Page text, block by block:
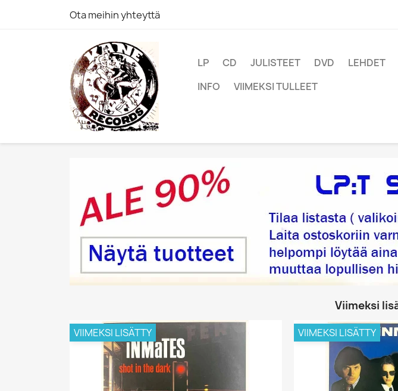
Ota meihin yhteyttä
LP CD JULISTEET DVD LEHDET
INFO
VIIMEKSI TULLEET
Viimeksi
VIIMEKSI LISÄTTY VIIMEKSI LISÄTTY